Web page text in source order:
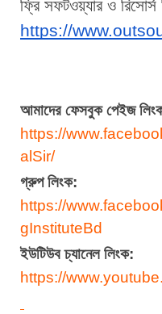
https://
আমাদের ফেসবুক পেইজ
https://
alSir/
গ্রুপ লিংক:
https://
gInstituteBd
ইউটিউব চ্যানেল লিংক:
https://